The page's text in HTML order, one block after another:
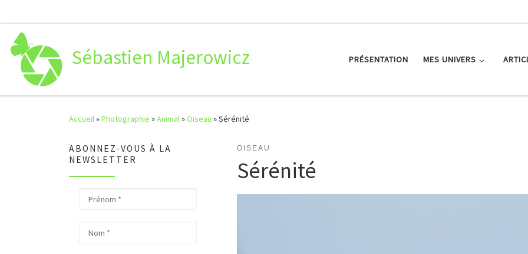
Sébastien Majerowicz PRÉSENTATION MES UNIVERS
Accueil»Photographie »Animal»Oiseau »Sérénité
OISEAU
Sérénité
ABONNEZ-VOUS À LA
NEWSLETTER